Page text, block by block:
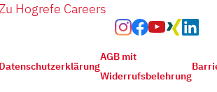
Hogrefe Careers
AGB mit
Widerrufsbelehrung